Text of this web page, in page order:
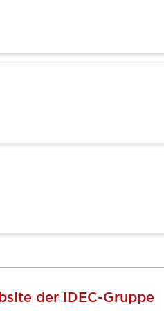
der IDEC-Gruppe